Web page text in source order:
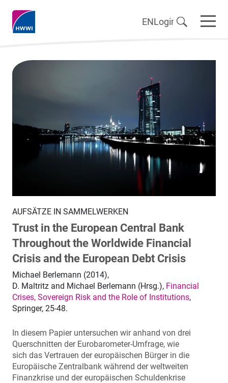
ENLogin
AUFSÄTZE IN SAMMELWERKEN
Trust in the European Central Bank
Throughout the Worldwide Financial
Crisis and the European Debt Crisis
Michael Berlemann (2014),
D. Maltritz and Michael Berlemann (Hrsg.), Financial
Crises, Sovereign Risk and the Role of Institutions,
Springer, 25-48.
In diesem Papier untersuchen wir anhand von drei
Querschnitten der Eurobarometer-Umfrage, wie
sich das Vertrauen der europäischen Bürger in die
Europäische Zentralbank während der weltweiten
Finanzkrise und der europäischen Schuldenkrise